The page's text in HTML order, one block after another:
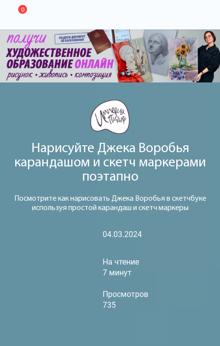
0
Нарисуйте Джека Воробья
карандашом и скетч маркерами
поэтапно
Посмотрите как нарисовать Джека Воробья в скетчбуке
используя простой карандаш и скетч маркеры
04.03.2024
На чтение
7 минут
Просмотров
735